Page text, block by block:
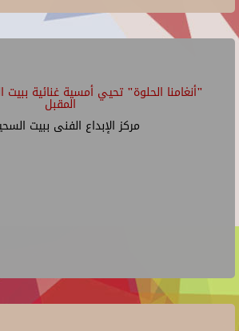
"أنغامنا الحلوة" تحيي أمسية غنائية
المقبل
مركز الإبداع الفنى ببيت